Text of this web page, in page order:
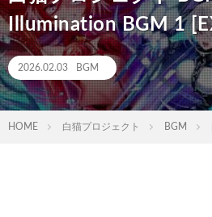
Illumination BGM 1
2026.02.03 BGM
HOME 白猫プロジェクト BGM